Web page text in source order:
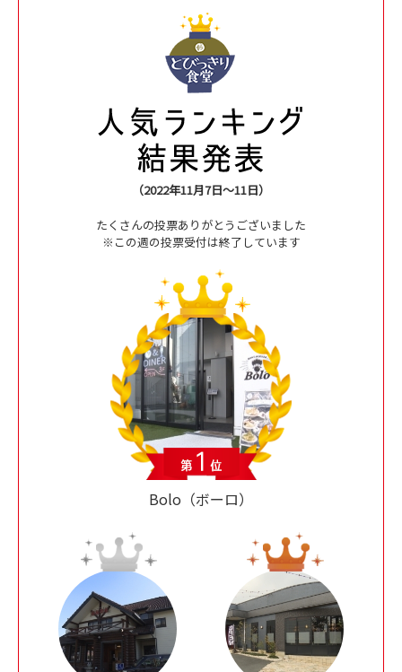
（2022年11月7日～11日）
たくさんの投票ありがとうございました
※この週の投票受付は終了しています
Bolo（ボーロ）